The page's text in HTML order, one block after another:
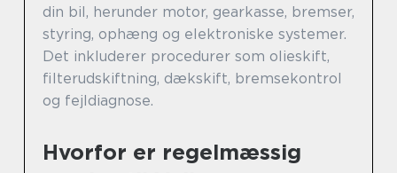
din bil, herunder motor, gearkasse, bremser,
styring, ophæng og elektroniske systemer.
Det inkluderer procedurer som olieskift,
filterudskiftning, dækskift, bremsekontrol
og fejldiagnose.
Hvorfor er regelmæssig